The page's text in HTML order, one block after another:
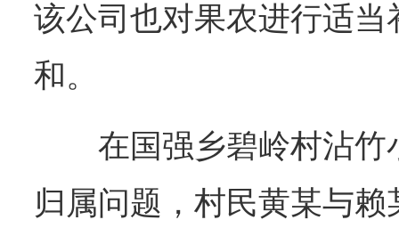
该公司也对果农进行适
和。
在国强乡碧岭村沾竹
归属问题，村民黄某与